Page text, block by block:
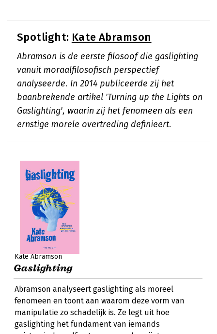
Spotlight: Kate Abramson
Abramson is de eerste filosoof die gaslighting
vanuit moraalfilosofisch perspectief
analyseerde. In 2014 publiceerde zij het
baanbrekende artikel 'Turning up the Lights on
Gaslighting', waarin zij het fenomeen als een
ernstige morele overtreding definieert.
Kate Abramson
Gaslighting
Abramson analyseert gaslighting als moreel
fenomeen en toont aan waarom deze vorm van
manipulatie zo schadelijk is. Ze legt uit hoe
gaslighting het fundament van iemands